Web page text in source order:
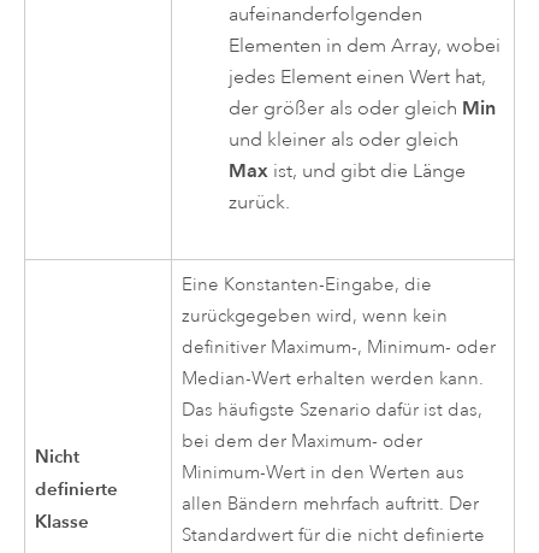
aufeinanderfolgenden
Elementen in dem Array, wobei
jedes Element einen Wert hat,
der größer als oder gleich Min
und kleiner als oder gleich
Max ist, und gibt die Länge
zurück.
Nicht
definierte
Klasse
Eine Konstanten-Eingabe, die
zurückgegeben wird, wenn kein
definitiver Maximum-, Minimum- oder
Median-Wert erhalten werden kann.
Das häufigste Szenario dafür ist das,
bei dem der Maximum- oder
Minimum-Wert in den Werten aus
allen Bändern mehrfach auftritt. Der
Standardwert für die nicht definierte